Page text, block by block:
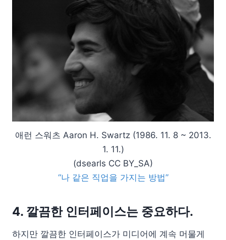
애런 스워츠 Aaron H. Swartz (1986. 11. 8 ~ 2013.
1. 11.)
(dsearls CC BY_SA)
“나 같은 직업을 가지는 방법”
4. 깔끔한 인터페이스는 중요하다.
하지만 깔끔한 인터페이스가 미디어에 계속 머물게